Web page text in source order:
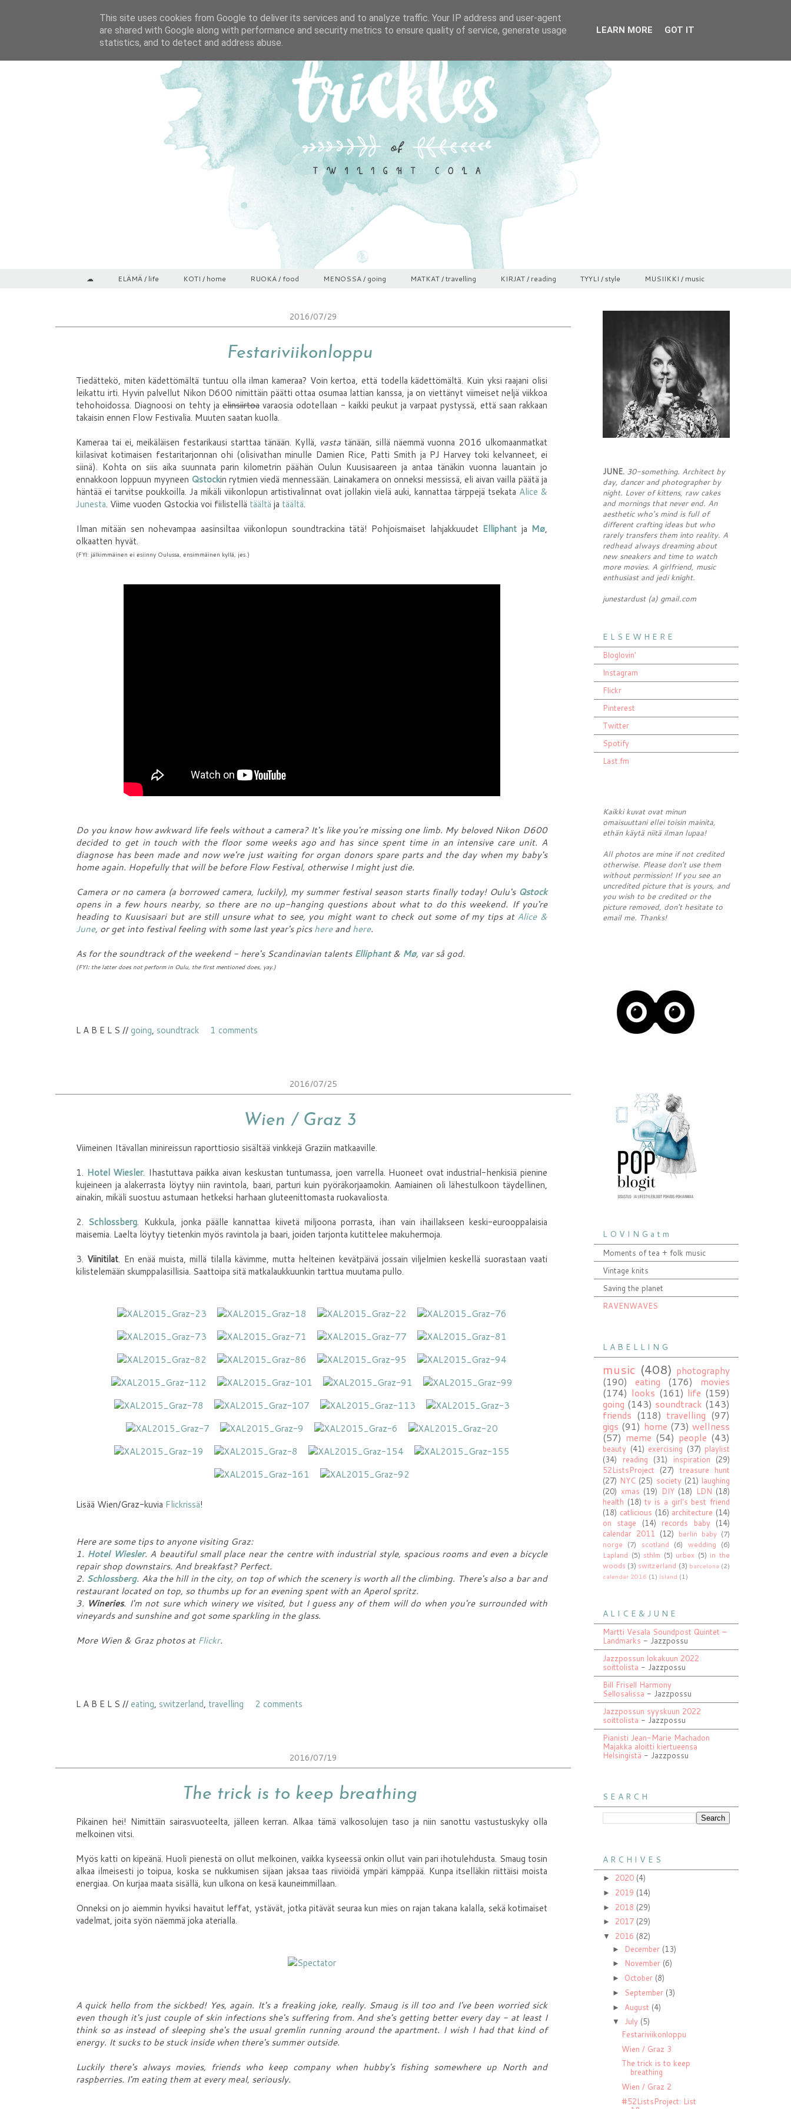
☁ ELÄMÄ / life KOTI / home RUOKA / food MENOSSA / going MATKAT / travelling KIRJAT / reading TYYLI / style MUSIIKKI / music
2016/07/29
Festariviikonloppu
Tiedättekö, miten kädettömältä tuntuu olla ilman kameraa? Voin kertoa, että todella kädettömältä. Kuin yksi raajani olisi
leikattu irti. Hyvin palvellut Nikon D600 nimittäin päätti ottaa osumaa lattian kanssa, ja on viettänyt viimeiset neljä viikkoa
tehohoidossa. Diagnoosi on tehty ja elinsiirtoavaraosia odotellaan - kaikki peukut ja varpaat pystyssä, että saan rakkaan
takaisin ennen Flow Festivalia. Muuten saatan kuolla.
Kameraa tai ei, meikäläisen festarikausi starttaa tänään. Kyllä, vasta tänään, sillä näemmä vuonna 2016 ulkomaanmatkat
kiilasivat kotimaisen festaritarjonnan ohi (olisivathan minulle Damien Rice, Patti Smith ja PJ Harvey toki kelvanneet, ei
siinä). Kohta on siis aika suunnata parin kilometrin päähän Oulun Kuusisaareen ja antaa tänäkin vuonna lauantain jo
ennakkoon loppuun myyneen Qstockin rytmien viedä mennessään. Lainakamera on onneksi messissä, eli aivan vailla päätä ja
häntää ei tarvitse poukkoilla. Ja mikäli viikonlopun artistivalinnat ovat jollakin vielä auki, kannattaa tärppejä tsekata Alice &
Junesta. Viime vuoden Qstockia voi fiilistellä täältä ja täältä.
Ilman mitään sen nohevampaa aasinsiltaa viikonlopun soundtrackina tätä! Pohjoismaiset lahjakkuudet Elliphant ja Mø,
olkaatten hyvät.
(FYI: jälkimmäinen ei esiinny Oulussa, ensimmäinen kyllä, jes.)
Do you know how awkward life feels without a camera? It's like you're missing one limb. My beloved Nikon D600
decided to get in touch with the floor some weeks ago and has since spent time in an intensive care unit. A
diagnose has been made and now we're just waiting for organ donors spare parts and the day when my baby's
home again. Hopefully that will be before Flow Festival, otherwise I might just die.
Camera or no camera (a borrowed camera, luckily), my summer festival season starts finally today! Oulu's Qstock
opens in a few hours nearby, so there are no up-hanging questions about what to do this weekend. If you're
heading to Kuusisaari but are still unsure what to see, you might want to check out some of my tips at Alice &
June, or get into festival feeling with some last year's picshereandhere.
As for the soundtrack of the weekend - here's Scandinavian talents Elliphant& Mø, var så god.
(FYI: the latter does not perform in Oulu, the first mentioned does, yay.)
L A B E L S // going, soundtrack 1 comments
2016/07/25
Wien / Graz 3
Viimeinen Itävallan minireissun raporttiosio sisältää vinkkejä Graziin matkaaville.
1. Hotel Wiesler. Ihastuttava paikka aivan keskustan tuntumassa, joen varrella. Huoneet ovat industrial-henkisiä pienine
kujeineen ja alakerrasta löytyy niin ravintola, baari, parturi kuin pyöräkorjaamokin. Aamiainen oli lähestulkoon täydellinen,
ainakin, mikäli suostuu astumaan hetkeksi harhaan gluteenittomasta ruokavaliosta.
2. Schlossberg. Kukkula, jonka päälle kannattaa kiivetä miljoona porrasta, ihan vain ihaillakseen keski-eurooppalaisia
maisemia. Laelta löytyy tietenkin myös ravintola ja baari, joiden tarjonta kutittelee makuhermoja.
3. Viinitilat. En enää muista, millä tilalla kävimme, mutta helteinen kevätpäivä jossain viljelmien keskellä suorastaan vaati
kilistelemään skumppalasillisia. Saattoipa sitä matkalaukkuunkin tarttua muutama pullo.
Lisää Wien/Graz-kuvia Flickrissä!
Here are some tips to anyone visiting Graz:
1. Hotel Wiesler. A beautiful small place near the centre with industrial style, spacious rooms and even a bicycle
repair shop downstairs. And breakfast? Perfect.
2. Schlossberg. Aka the hill in the city, on top of which the scenery is worth all the climbing. There's also a bar and
restaurant located on top, so thumbs up for an evening spent with an Aperol spritz.
3. Wineries. I'm not sure which winery we visited, but I guess any of them will do when you're surrounded with
vineyards and sunshine and got some sparkling in the glass.
More Wien & Graz photos at Flickr.
L A B E L S // eating, switzerland, travelling 2 comments
2016/07/19
The trick is to keep breathing
Pikainen hei! Nimittäin sairasvuoteelta, jälleen kerran. Alkaa tämä valkosolujen taso ja niin sanottu vastustuskyky olla
melkoinen vitsi.
Myös katti on kipeänä. Huoli pienestä on ollut melkoinen, vaikka kyseessä onkin ollut vain pari ihotulehdusta. Smaug tosin
alkaa ilmeisesti jo toipua, koska se nukkumisen sijaan jaksaa taas riiviöidä ympäri kämppää. Kunpa itselläkin riittäisi moista
energiaa. On kurjaa maata sisällä, kun ulkona on kesä kauneimmillaan.
Onneksi on jo aiemmin hyviksi havaitut leffat, ystävät, jotka pitävät seuraa kun mies on rajan takana kalalla, sekä kotimaiset
vadelmat, joita syön näemmä joka aterialla.
A quick hello from the sickbed! Yes, again. It's a freaking joke, really. Smaug is ill too and I've been worried sick
even though it's just couple of skin infections she's suffering from. And she's getting better every day - at least I
think so as instead of sleeping she's the usual gremlin running around the apartment. I wish I had that kind of
energy. It sucks to be stuck inside when there's summer outside.
Luckily there's always movies, friends who keep company when hubby's fishing somewhere up North and
raspberries. I'm eating them at every meal, seriously.
JUNE. 30-something. Architect by
day, dancer and photographer by
night. Lover of kittens, raw cakes
and mornings that never end. An
aesthetic who's mind is full of
different crafting ideas but who
rarely transfers them into reality. A
redhead always dreaming about
new sneakers and time to watch
more movies. A girlfriend, music
enthusiast and jedi knight.
junestardust (a) gmail.com
E L S E W H E R E
Bloglovin'
Instagram
Flickr
Pinterest
Twitter
Spotify
Last.fm
Kaikki kuvat ovat minun
omaisuuttani ellei toisin mainita,
ethän käytä niitä ilman lupaa!
All photos are mine if not credited
otherwise. Please don't use them
without permission! If you see an
uncredited picture that is yours, and
you wish to be credited or the
picture removed, don't hesitate to
email me. Thanks!
L O V I N G a t m
Moments of tea + folk music
Vintage knits
Saving the planet
RAVENWAVES
L A B E L L I N G
music (408) photography
(190)
eating (176)
movies
(174) looks (161) life (159)
going (143) soundtrack (143)
friends (118) travelling (97)
gigs (91) home (73) wellness
(57) meme (54) people (43)
beauty (41) exercising (37) playlist
(34)
reading (31) inspiration
(29)
52ListsProject
(27)
treasure hunt
(27) NYC (25) society (21) laughing
(20) xmas (19) DIY (18) LDN (18)
health (18) tv is a girl's best friend
(18) catlicious (16) architecture (14)
on stage
(14) records baby (14)
calendar 2011
(12) berlin baby (7)
norge (7) scotland (6) wedding (6)
Lapland (5) sthlm (5) urbex (5) in the
woods (3) switzerland (3) barcelona (2)
calendar 2016 (1) ísland (1)
A L I C E & J U N E
Martti Vesala Soundpost Quintet –
Landmarks - Jazzpossu
Jazzpossun lokakuun 2022
soittolista - Jazzpossu
Bill Frisell Harmony
Sellosalissa - Jazzpossu
Jazzpossun syyskuun 2022
soittolista - Jazzpossu
Pianisti Jean-Marie Machadon
Majakka aloitti kiertueensa
Helsingistä - Jazzpossu
S E A R C H
A R C H I V E S
► 2020 (4)
► 2019 (14)
► 2018 (29)
► 2017 (29)
▼ 2016 (82)
► December (13)
► November (6)
► October (8)
► September (3)
► August (4)
▼ July (5)
Festariviikonloppu
Wien / Graz 3
The trick is to keep
breathing
Wien / Graz 2
#52ListsProject: List
This site uses cookies from Google to deliver its services and to analyze traffic. Your IP address and user-agent
are shared with Google along with performance and security metrics to ensure quality of service, generate usage
statistics, and to detect and address abuse.
LEARN MORE GOT IT